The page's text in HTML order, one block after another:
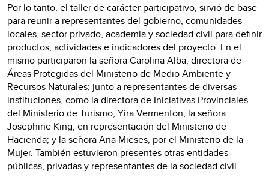
Por lo tanto, el taller de carácter participativo, sirvió de base
para reunir a representantes del gobierno, comunidades
locales, sector privado, academia y sociedad civil para definir
productos, actividades e indicadores del proyecto. En el
mismo participaron la señora Carolina Alba, directora de
Áreas Protegidas del Ministerio de Medio Ambiente y
Recursos Naturales; junto a representantes de diversas
instituciones, como la directora de Iniciativas Provinciales
del Ministerio de Turismo, Yira Vermenton; la señora
Josephine King, en representación del Ministerio de
Hacienda; y la señora Ana Mieses, por el Ministerio de la
Mujer. También estuvieron presentes otras entidades
públicas, privadas y representantes de la sociedad civil.